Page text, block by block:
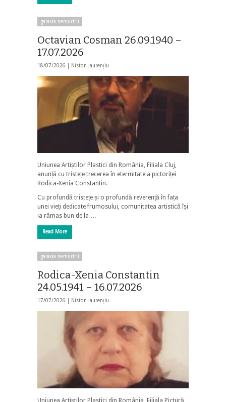
galaxia nemuririi
Octavian Cosman 26.09.1940 –
17.07.2026
18/07/2026 | Nistor Laurențiu
Uniunea Artiștilor Plastici din România, Filiala Cluj,
anunță cu tristețe trecerea în etermitate a pictoriței
Rodica-Xenia Constantin.
Cu profundă tristețe și o profundă reverență în fața
unei vieți dedicate frumosului, comunitatea artistică își
ia rămas bun de la …
Read More
galaxia nemuririi
Rodica-Xenia Constantin
24.05.1941 – 16.07.2026
17/07/2026 | Nistor Laurențiu